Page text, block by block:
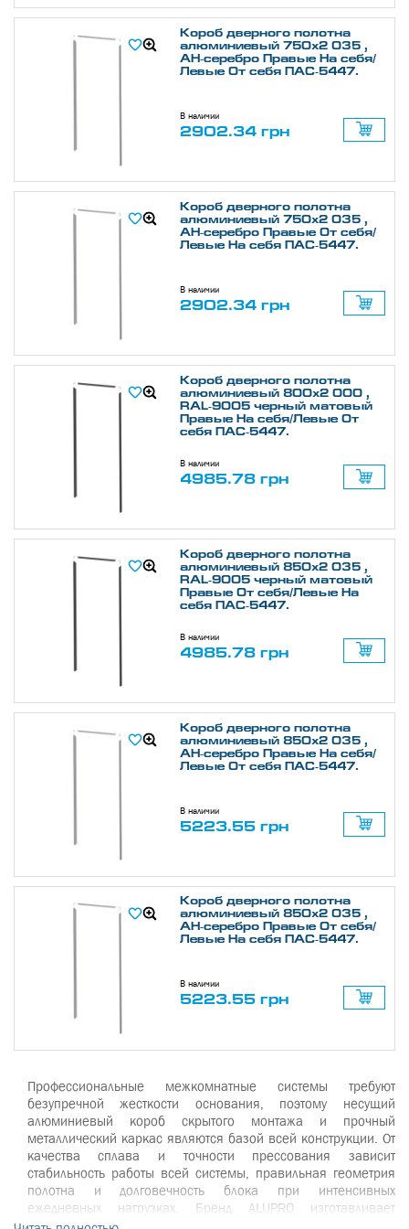
Короб дверного полотна
алюминиевый 750х2 035 ,
АН-серебро Правые На себя/
Левые От себя ПАС-5447.
В наличии
2902.34 грн
Короб дверного полотна
алюминиевый 750х2 035 ,
АН-серебро Правые От себя/
Левые На себя ПАС-5447.
В наличии
2902.34 грн
Короб дверного полотна
алюминиевый 800х2 000 ,
RAL-9005 черный матовый
Правые На себя/Левые От
себя ПАС-5447.
В наличии
4985.78 грн
Короб дверного полотна
алюминиевый 850х2 035 ,
RAL-9005 черный матовый
Правые От себя/Левые На
себя ПАС-5447.
В наличии
4985.78 грн
Короб дверного полотна
алюминиевый 850х2 035 ,
АН-серебро Правые На себя/
Левые От себя ПАС-5447.
В наличии
5223.55 грн
Короб дверного полотна
алюминиевый 850х2 035 ,
АН-серебро Правые От себя/
Левые На себя ПАС-5447.
В наличии
5223.55 грн
Профессиональные межкомнатные системы требуют
безупречной жесткости основания, поэтому несущий
алюминиевый короб скрытого монтажа и прочный
металлический каркас являются базой всей конструкции. От
качества сплава и точности прессования зависит
стабильность работы всей системы, правильная геометрия
полотна и долговечность блока при интенсивных
ежедневных нагрузках. Бренд
ALUPROизготавливает
высококлассные скрытые дверные системы, которые